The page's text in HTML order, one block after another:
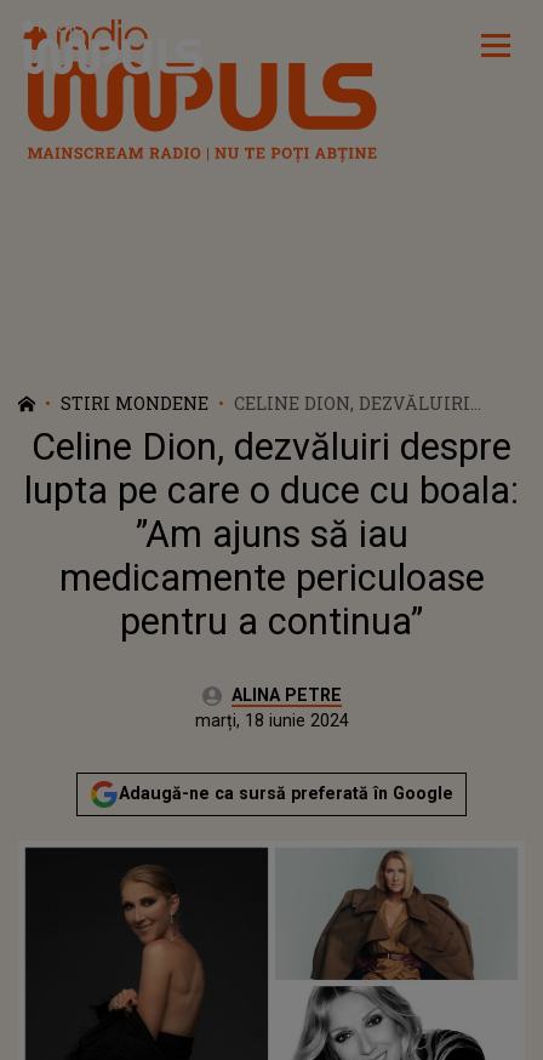
Radio Impuls
STIRI MONDENE
CELINE DION, DEZVĂLUIRI
DESPRE LUPTA PE CARE O DUCE
CU BOALA: ”AM AJUNS SĂ IAU
MEDICAMENTE PERICULOASE
PENTRU A CONTINUA”
Celine Dion, dezvăluiri despre
lupta pe care o duce cu boala:
”Am ajuns să iau
medicamente periculoase
pentru a continua”
Autor:ALINA PETRE
Publicat:
marți, 18 iunie 2024
Adaugă-ne ca sursă preferată în Google